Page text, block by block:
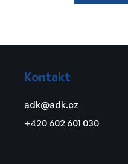
Kontakt
adk@adk.cz
+420 602 601 030